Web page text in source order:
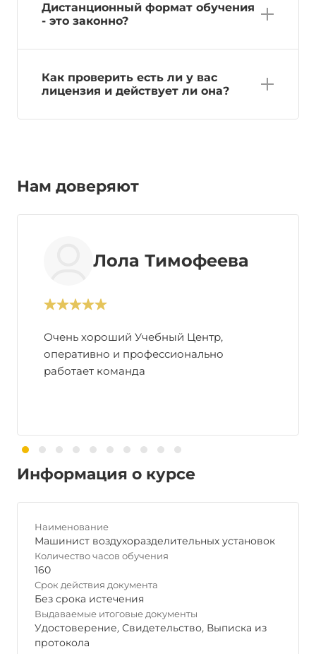
Дистанционный формат обучения
- это законно?
Как проверить есть ли у вас
лицензия и действует ли она?
Нам доверяют
Лола Тимофеева
Очень хороший Учебный Центр,
оперативно и профессионально
работает команда
Информация о курсе
Наименование
Машинист воздухоразделительных установок
Количество часов обучения
160
Срок действия документа
Без срока истечения
Выдаваемые итоговые документы
Удостоверение, Свидетельство, Выписка из
протокола